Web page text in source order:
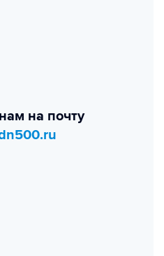
на почту